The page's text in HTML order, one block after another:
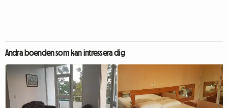
Andra boenden som kan intressera dig